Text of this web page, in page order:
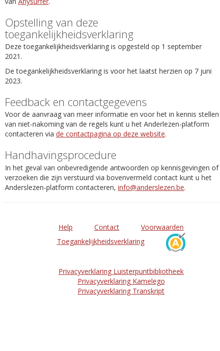
Opstelling van deze
toegankelijkheidsverklaring
Deze toegankelijkheidsverklaring is opgesteld op 1 september
2021.
De toegankelijkheidsverklaring is voor het laatst herzien op 7 juni
2023.
Feedback en contactgegevens
Voor de aanvraag van meer informatie en voor het in kennis stellen
van niet-nakoming van de regels kunt u het Anderlezen-platform
contacteren via de contactpagina op deze website.
Handhavingsprocedure
In het geval van onbevredigende antwoorden op kennisgevingen of
verzoeken die zijn verstuurd via bovenvermeld contact kunt u het
Anderslezen-platform contacteren, info@anderslezen.be.
Help Contact
Voorwaarden
Toegankelijkheidsverklaring
Privacyverklaring Luisterpuntbibliotheek
Privacyverklaring Kamelego
Privacyverklaring Transkript